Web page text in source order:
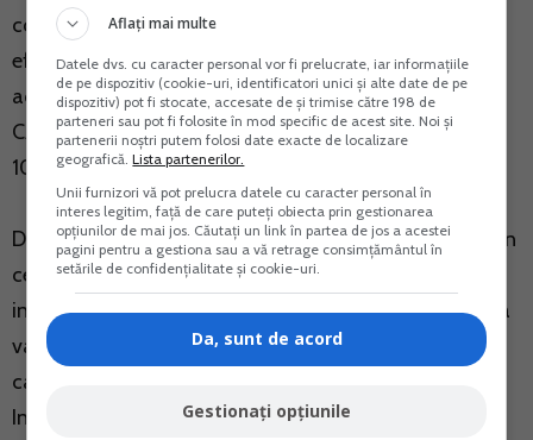
contributiei de asigurari sociale de sanatate se
efectueaza recalcularea corespunzator celor 3 luni de
activitate (art. 174 alin. (10) si (13) din Codul fiscal).
CASS datirata pentru 2018 va fi 570 lei (5.700 lei x
10%).
De asemenea doresc va va intreb daca am venituri din
cedarea folosintei bunurilor pot sa primesc
indemnizatia de crestere a copilului pana la implinirea
varstei de 2 ani si care este articolul din Codul fiscal
care prevede acest lucru.
Indemnizatia lunara pentru cresterea copiilor se
Aflați mai multe
Datele dvs. cu caracter personal vor fi prelucrate, iar informațiile
de pe dispozitiv (cookie-uri, identificatori unici și alte date de pe
dispozitiv) pot fi stocate, accesate de și trimise către 198 de
parteneri sau pot fi folosite în mod specific de acest site. Noi și
partenerii noștri putem folosi date exacte de localizare
geografică.Lista partenerilor.
Unii furnizori vă pot prelucra datele cu caracter personal în
interes legitim, față de care puteți obiecta prin gestionarea
opțiunilor de mai jos. Căutați un link în partea de jos a acestei
pagini pentru a gestiona sau a vă retrage consimțământul în
setările de confidențialitate și cookie-uri.
Da, sunt de acord
Gestionați opțiunile